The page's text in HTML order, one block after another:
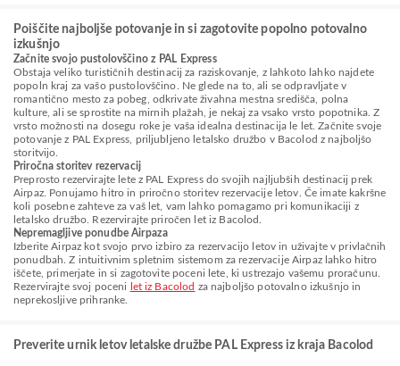
Poiščite najboljše potovanje in si zagotovite popolno potovalno
izkušnjo
Začnite svojo pustolovščino z PAL Express
Obstaja veliko turističnih destinacij za raziskovanje, z lahkoto lahko najdete
popoln kraj za vašo pustolovščino. Ne glede na to, ali se odpravljate v
romantično mesto za pobeg, odkrivate živahna mestna središča, polna
kulture, ali se sprostite na mirnih plažah, je nekaj za vsako vrsto popotnika. Z
vrsto možnosti na dosegu roke je vaša idealna destinacija le let. Začnite svoje
potovanje z PAL Express, priljubljeno letalsko družbo v Bacolod z najboljšo
storitvijo.
Priročna storitev rezervacij
Preprosto rezervirajte lete z PAL Express do svojih najljubših destinacij prek
Airpaz. Ponujamo hitro in priročno storitev rezervacije letov. Če imate kakršne
koli posebne zahteve za vaš let, vam lahko pomagamo pri komunikaciji z
letalsko družbo. Rezervirajte priročen let iz Bacolod.
Nepremagljive ponudbe Airpaza
Izberite Airpaz kot svojo prvo izbiro za rezervacijo letov in uživajte v privlačnih
ponudbah. Z intuitivnim spletnim sistemom za rezervacije Airpaz lahko hitro
iščete, primerjate in si zagotovite poceni lete, ki ustrezajo vašemu proračunu.
Rezervirajte svoj poceni
let iz Bacolod za najboljšo potovalno izkušnjo in
neprekosljive prihranke.
Preverite urnik letov letalske družbe PAL Express iz kraja Bacolod